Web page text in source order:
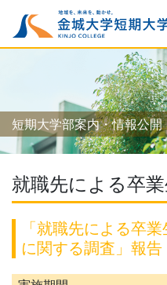
短期大学部案内・情報公開
就職先による卒
「就職先による卒
に関する調査」報告